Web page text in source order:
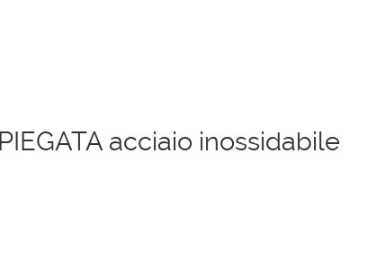
acciaio inossidabile